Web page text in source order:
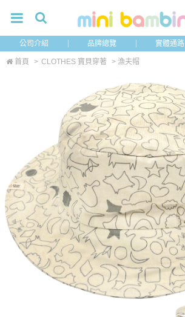
公司介紹 品牌總覽 實體通路
首頁 > CLOTHES 寶貝穿著 > 漁夫帽